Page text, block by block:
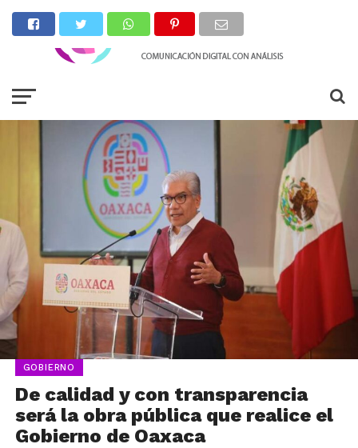
GOBIERNO
De calidad y con transparencia
será la obra pública que realice el
Gobierno de Oaxaca